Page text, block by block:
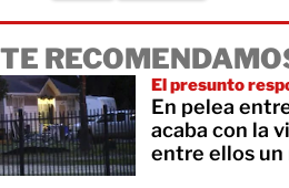
TE
El presunto
En pelea
acaba con la
entre ellos un